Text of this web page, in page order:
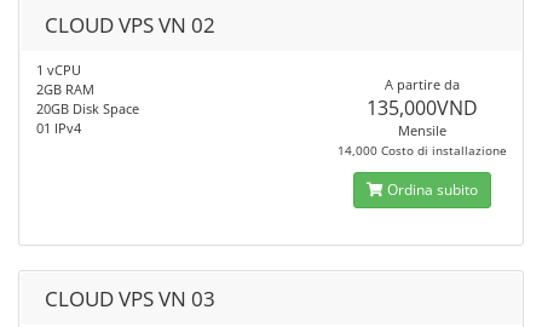
CLOUD VPS VN 02
1 vCPU
2GB RAM
20GB Disk Space
01 IPv4
A partire da
135,000VND
Mensile
14,000 Costo di installazione
Ordina subito
CLOUD VPS VN 03